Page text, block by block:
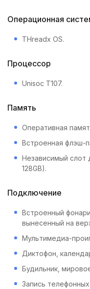
Операционная
THreadx OS.
Процессор
Unisoc T107.
Память
Оперативная
Встроенная флэш-
Независимый слот
128GB).
Подключение
Встроенный
вынесенный на
Мультимедиа-
Диктофон,
Будильник,
Запись